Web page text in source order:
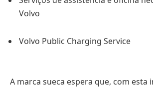
Volvo
Volvo Public Charging Service
A marca sueca espera que, com esta